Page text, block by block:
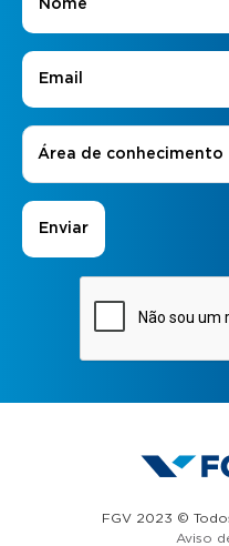
E-mail
Áreas de Interesse
Área de conhecimento
FGV 2023 ©
Aviso